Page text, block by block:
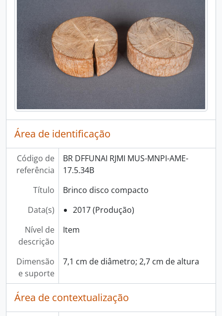
Área de identificação
Código de
referência
BR DFFUNAI RJMI MUS-MNPI-AME-
17.5.34B
Título
Brinco disco compacto
Data(s)
2017 (Produção)
Nível de
descrição
Item
Dimensão
e suporte
7,1 cm de diâmetro; 2,7 cm de altura
Área de contextualização